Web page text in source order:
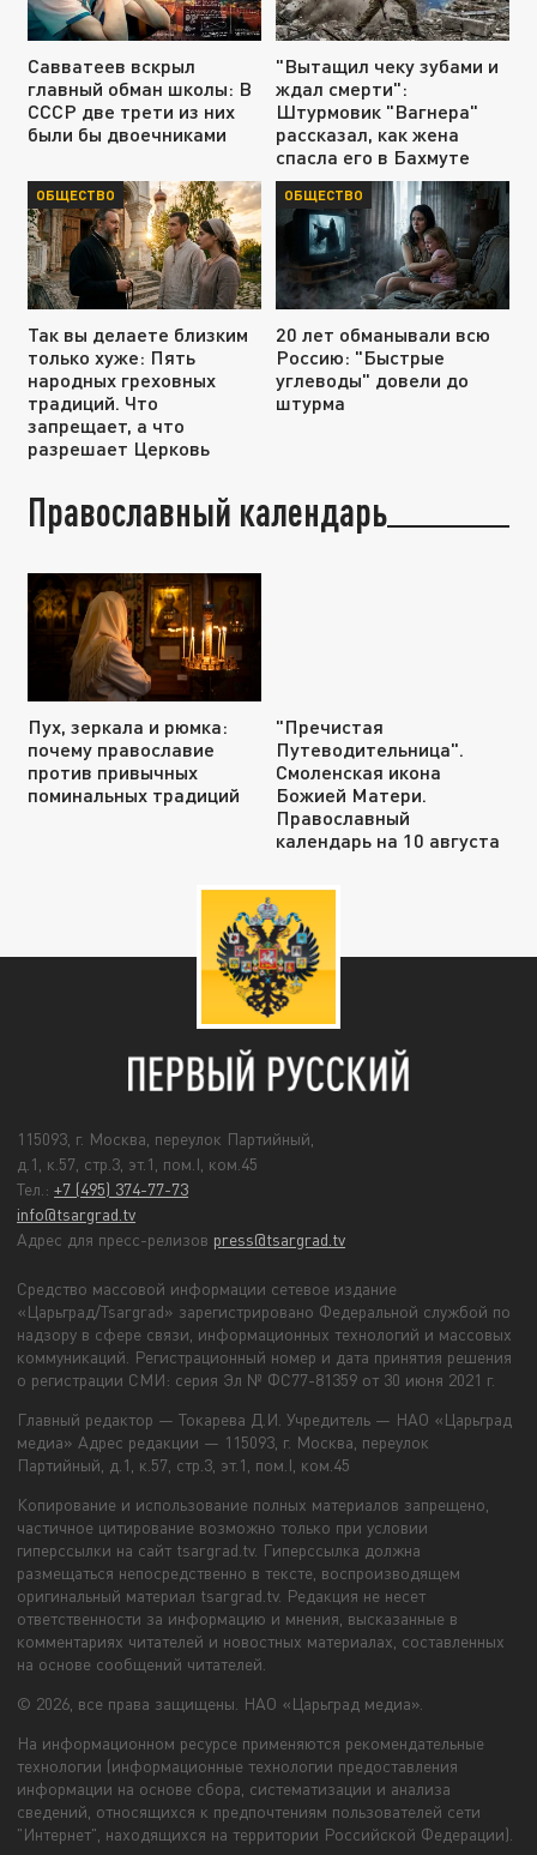
Савватеев вскрыл
главный обман школы: В
СССР две трети из них
были бы двоечниками
"Вытащил чеку зубами и
ждал смерти":
Штурмовик "Вагнера"
рассказал, как жена
спасла его в Бахмуте
ОБЩЕСТВО
Так вы делаете близким
только хуже: Пять
народных греховных
традиций. Что
запрещает, а что
разрешает Церковь
ОБЩЕСТВО
20 лет обманывали всю
Россию: "Быстрые
углеводы" довели до
штурма
Православный календарь
Пух, зеркала и рюмка:
почему православие
против привычных
поминальных традиций
"Пречистая
Путеводительница".
Смоленская икона
Божией Матери.
Православный
календарь на 10 августа
115093, г. Москва, переулок Партийный,
д.1, к.57, стр.3, эт.1, пом.I, ком.45
Тел.:+7 (495) 374-77-73
info@tsargrad.tv
Адрес для пресс-релизов press@tsargrad.tv
Средство массовой информации сетевое издание
«Царьград/Tsargrad» зарегистрировано Федеральной службой по
надзору в сфере связи, информационных технологий и массовых
коммуникаций. Регистрационный номер и дата принятия решения
о регистрации СМИ: серия Эл № ФС77-81359 от 30 июня 2021 г.
Главный редактор — Токарева Д.И. Учредитель — НАО «Царьград
медиа» Адрес редакции — 115093, г. Москва, переулок
Партийный, д.1, к.57, стр.3, эт.1, пом.I, ком.45
Копирование и использование полных материалов запрещено,
частичное цитирование возможно только при условии
гиперссылки на сайт tsargrad.tv. Гиперссылка должна
размещаться непосредственно в тексте, воспроизводящем
оригинальный материал tsargrad.tv. Редакция не несет
ответственности за информацию и мнения, высказанные в
комментариях читателей и новостных материалах, составленных
на основе сообщений читателей.
© 2026, все права защищены. НАО «Царьград медиа».
На информационном ресурсе применяются рекомендательные
технологии (информационные технологии предоставления
информации на основе сбора, систематизации и анализа
сведений, относящихся к предпочтениям пользователей сети
"Интернет", находящихся на территории Российской Федерации).